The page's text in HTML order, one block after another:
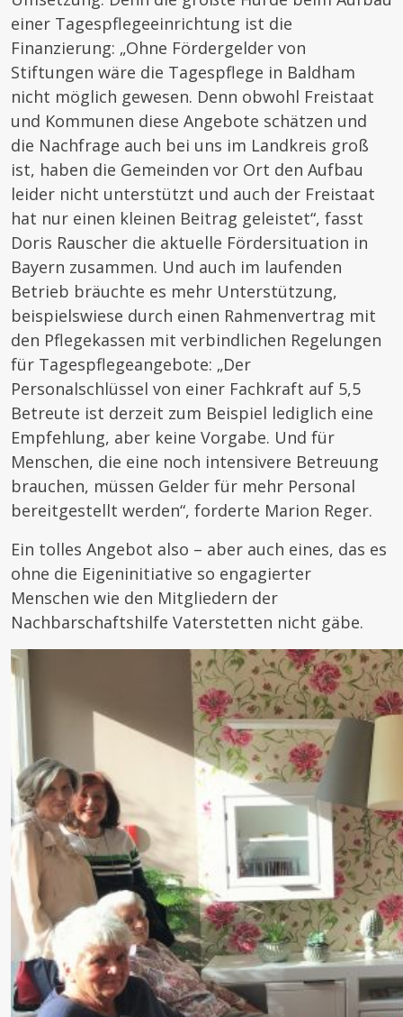
einer Tagespflegeeinrichtung ist die
Finanzierung: „Ohne Fördergelder von
Stiftungen wäre die Tagespflege in Baldham
nicht möglich gewesen. Denn obwohl Freistaat
und Kommunen diese Angebote schätzen und
die Nachfrage auch bei uns im Landkreis groß
ist, haben die Gemeinden vor Ort den Aufbau
leider nicht unterstützt und auch der Freistaat
hat nur einen kleinen Beitrag geleistet“, fasst
Doris Rauscher die aktuelle Fördersituation in
Bayern zusammen. Und auch im laufenden
Betrieb bräuchte es mehr Unterstützung,
beispielswiese durch einen Rahmenvertrag mit
den Pflegekassen mit verbindlichen Regelungen
für Tagespflegeangebote: „Der
Personalschlüssel von einer Fachkraft auf 5,5
Betreute ist derzeit zum Beispiel lediglich eine
Empfehlung, aber keine Vorgabe. Und für
Menschen, die eine noch intensivere Betreuung
brauchen, müssen Gelder für mehr Personal
bereitgestellt werden“, forderte Marion Reger.
Ein tolles Angebot also – aber auch eines, das es
ohne die Eigeninitiative so engagierter
Menschen wie den Mitgliedern der
Nachbarschaftshilfe Vaterstetten nicht gäbe.